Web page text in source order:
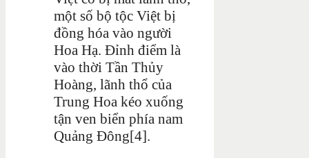
một số bộ tộc Việt bị
đồng hóa vào người
Hoa Hạ. Đỉnh điểm là
vào thời Tần Thủy
Hoàng, lãnh thổ của
Trung Hoa kéo xuống
tận ven biển phía nam
Quảng Đông[4].